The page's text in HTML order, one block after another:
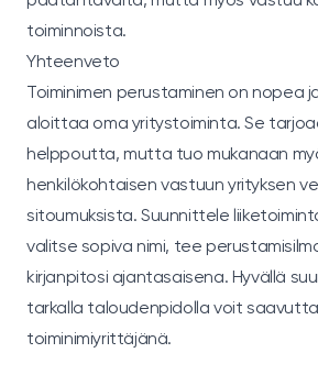
toiminnoista.
Yhteenveto
Toiminimen perustaminen on nopea
aloittaa oma yritystoiminta. Se
helppoutta, mutta tuo mukanaan
henkilökohtaisen vastuun yrityksen
sitoumuksista. Suunnittele
valitse sopiva nimi, tee
kirjanpitosi ajantasaisena. Hyvällä
tarkalla taloudenpidolla voit
toiminimiyrittäjänä.